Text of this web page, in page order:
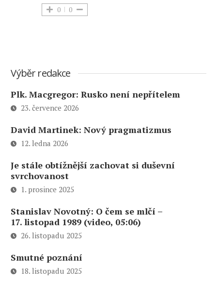
0 0
Výběr redakce
Plk. Macgregor: Rusko není nepřítelem
23. července 2026
David Martinek: Nový pragmatizmus
12. ledna 2026
Je stále obtížnější zachovat si duševní
svrchovanost
1. prosince 2025
Stanislav Novotný: O čem se mlčí –
17. listopad 1989 (video, 05:06)
26. listopadu 2025
Smutné poznání
18. listopadu 2025